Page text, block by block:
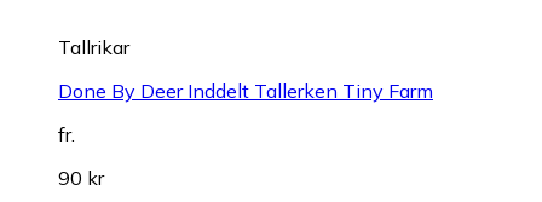
Tallrikar
Done By Deer Inddelt Tallerken Tiny Farm
fr.
90 kr